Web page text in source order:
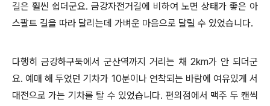
길은 훨씬 쉽더군요. 금강자전거길에 비하여 노면 상태가 좋은 아
스팔트 길을 따라 달리는데 가벼운 마음으로 달릴 수 있었습니다.
다행히 금강하구둑에서 군산역까지 거리는 채 2km가 안 되더군
요. 예매 해 두었던 기차가 10분이나 연착되는 바람에 여유있게 서
대전으로 가는 기차를 탈 수 있었습니다. 편의점에서 맥주 두 캔씩